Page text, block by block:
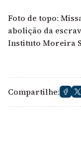
Foto de topo:
abolição da
Instituto Moreira
Compartilhe: